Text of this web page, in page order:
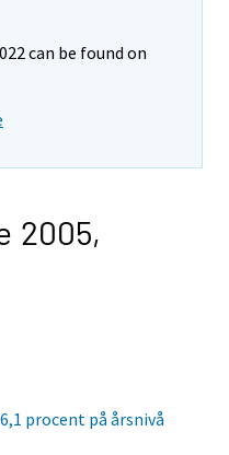
can be found on
2005,
procent på årsnivå